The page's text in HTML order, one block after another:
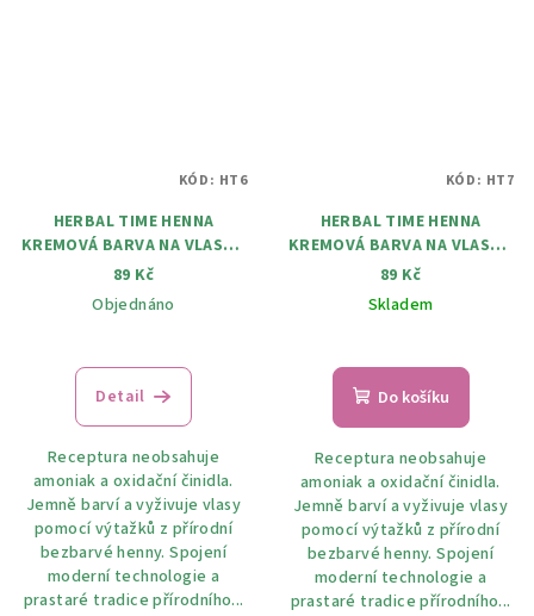
HERBAL TIME HENNA
KREMOVÁ BARVA NA VLASY 6
Čokoláda 75 ml
89 Kč
Objednáno
Detail
Receptura neobsahuje
amoniak a oxidační činidla.
Jemně barví a vyživuje vlasy
pomocí výtažků z přírodní
bezbarvé henny. Spojení
moderní technologie a
prastaré tradice přírodního...
KÓD: HT6
HERBAL TIME HENNA
KREMOVÁ BARVA NA VLASY 7
Černá 75 ml
89 Kč
Skladem
Do košíku
Receptura neobsahuje
amoniak a oxidační činidla.
Jemně barví a vyživuje vlasy
pomocí výtažků z přírodní
bezbarvé henny. Spojení
moderní technologie a
prastaré tradice přírodního...
KÓD: HT7